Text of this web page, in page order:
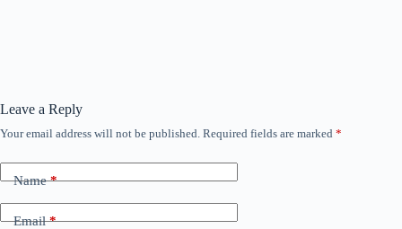
Leave a Reply
Your email address will not be published. Required fields are marked *
Name*
Email*